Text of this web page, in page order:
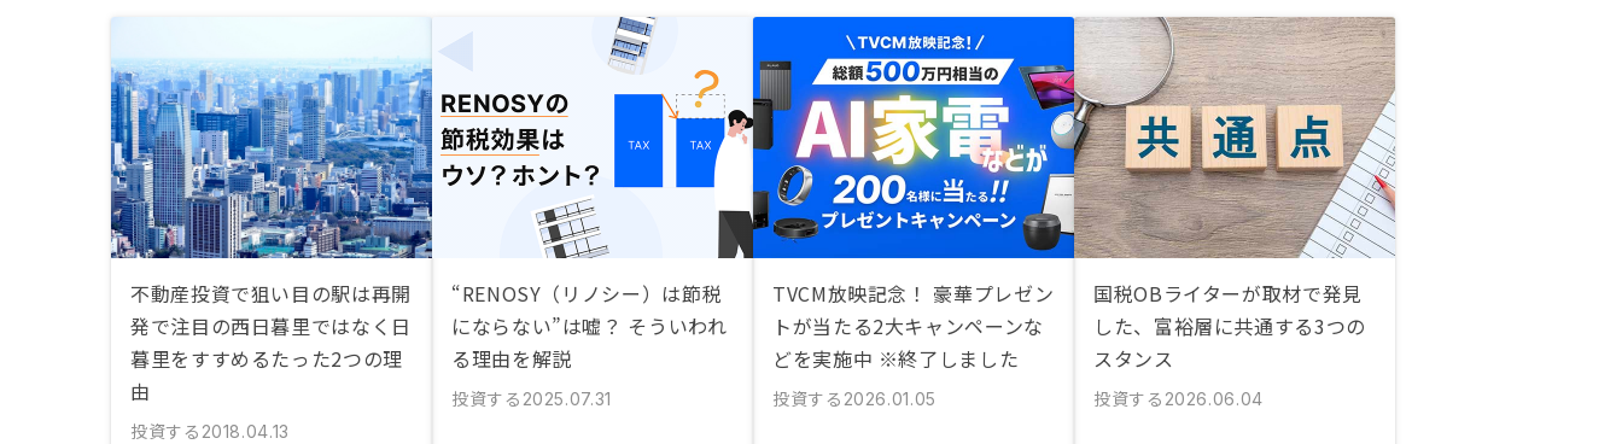
不動産投資で狙い目の駅は再開
発で注目の西日暮里ではなく日
暮里をすすめるたった2つの理
由
投資する 2018.04.13
“RENOSY（リノシー）は節税
にならない”は嘘？ そういわれ
る理由を解説
投資する 2025.07.31
TVCM放映記念！ 豪華プレゼン
トが当たる2大キャンペーンな
どを実施中 ※終了しました
投資する 2026.01.05
国税OBライターが取材で発見
した、富裕層に共通する3つの
スタンス
投資する 2026.06.04